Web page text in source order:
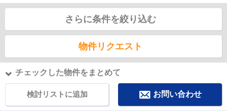
さらに条件を絞り込む
物件リクエスト
チェックした物件をまとめて
検討リストに追加 お問い合わせ